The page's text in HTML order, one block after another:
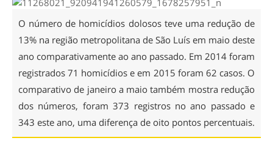
O número de homicídios dolosos teve uma redução de
13% na região metropolitana de São Luís em maio deste
ano comparativamente ao ano passado. Em 2014 foram
registrados 71 homicídios e em 2015 foram 62 casos. O
comparativo de janeiro a maio também mostra redução
dos números, foram 373 registros no ano passado e
343 este ano, uma diferença de oito pontos percentuais.